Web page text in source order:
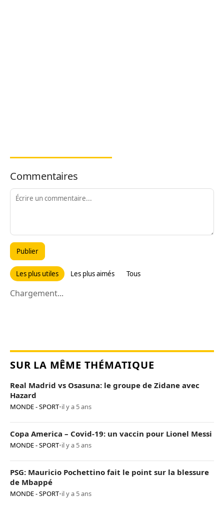
Commentaires
Publier
Les plus utiles Les plus aimés Tous
Chargement...
SUR LA MÊME THÉMATIQUE
Real Madrid vs Osasuna: le groupe de Zidane avec
Hazard
MONDE - SPORT•il y a 5 ans
Copa America – Covid-19: un vaccin pour Lionel Messi
MONDE - SPORT•il y a 5 ans
PSG: Mauricio Pochettino fait le point sur la blessure
de Mbappé
MONDE - SPORT•il y a 5 ans